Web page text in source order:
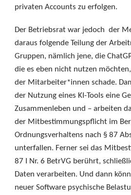
privaten Accounts zu erfolgen.
Der Betriebsrat war jedoch der
daraus folgende Teilung der
Gruppen, nämlich jene, die
die es eben nicht nutzen
der Mitarbeiter*innen schade.
der Nutzung eines KI-Tools eine
Zusammenleben und – arbeiten
der Mitbestimmungspflicht im
Ordnungsverhaltens nach § 87
unterfallen. Ferner sei das
87 I Nr. 6 BetrVG berührt,
Daten verarbeiten. Und dann
neuer Software psychische